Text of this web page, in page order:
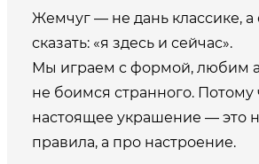
Жемчуг — не дань классике, а
сказать: «я здесь и сейчас».
Мы играем с формой, любим
не боимся странного. Потому
настоящее украшение — это
правила, а про настроение.